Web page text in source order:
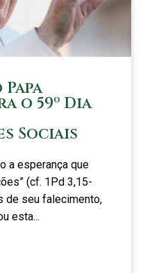
o 59º Dia
Sociais
a esperança que
(cf. 1Pd 3,15-
de seu falecimento,
esta...